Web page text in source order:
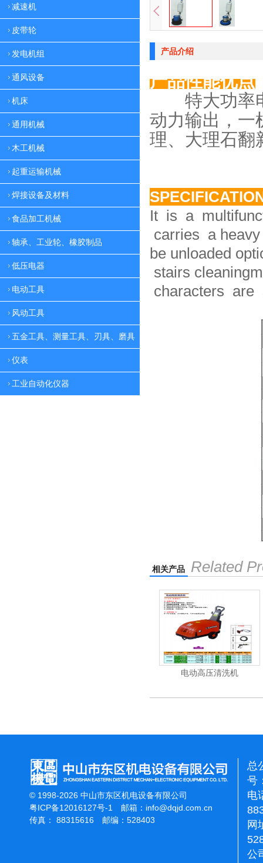
减速机
皮带轮
发电机组
通风设备
机床
通用机械
木工机械
起重运输机械
焊接设备及材料
食品加工机械
轴承、工业轮、橡胶制品
低压电器
电动工具
风动工具
五金工具、测量工具、刃具、磨具
仪表
工业自动化仪器
产品介绍
产品性能优点
特大功率电
动力输出，一
理、大理石翻
It is a
carries a
be unloaded
stairs
characters
相关产品 Related
电动高压清洗
© 1998-2026 中山市东区机电设备有限公司
粤ICP备12016127号-1
邮箱： info@dqjd.com.cn
传真： 88315616 邮编：528403
总
号
电
网
公